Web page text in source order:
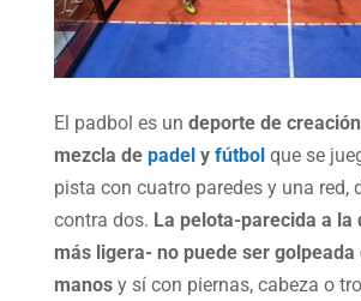
El padbol es un deporte de
mezcla de padel yfútbol que se
pista con cuatro paredes y una red,
contra dos. La pelota-parecida a la
más ligera- no puede ser golpeada
manosy sí con piernas, cabeza o